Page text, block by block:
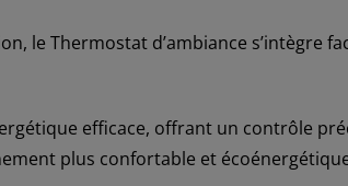
le Thermostat d’ambiance s’intègre
efficace, offrant un contrôle
plus confortable et